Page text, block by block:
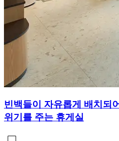
빈백들이 자유롭게 배치되
위기를 주는 휴게실